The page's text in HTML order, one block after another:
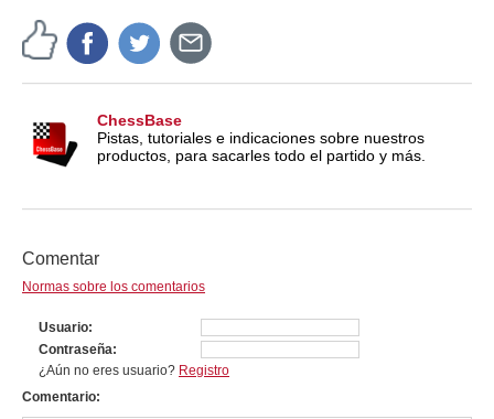
ChessBase
Pistas, tutoriales e indicaciones sobre nuestros
productos, para sacarles todo el partido y más.
Comentar
Normas sobre los comentarios
Usuario
Contraseña
¿Aún no eres usuario? Registro
Comentario